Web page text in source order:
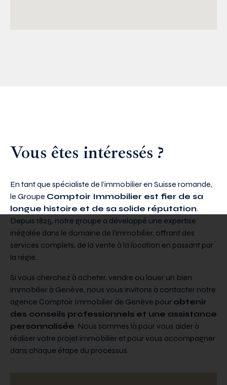
Vous êtes intéressés ?
En tant que spécialiste de l’immobilier en Suisse romande,
le Groupe Comptoir Immobilier est fier de sa
longue histoire et de sa solide réputation.
Depuis 1825, notre groupe a développé une expertise
inégalée dans le domaine de l’immobilier, offrant des
services complets, de la vente à la location en passant par
la régie.
Si vous cherchez à acheter, vendre ou louer un bien
immobilier à Genève, nous vous invitons à contacter notre
agence Comptoir Immobilier de Genève pour obtenir
des conseils professionnels et une assistance
personnalisée. Nous sommes là pour vous aider à
réaliser votre projet immobilier et pour vous accompagner
dans chaque étape du processus.